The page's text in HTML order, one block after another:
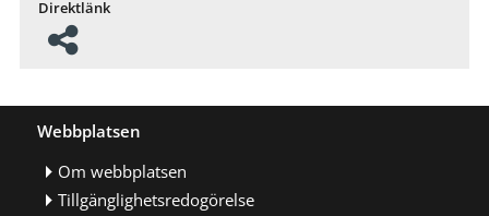
Direktlänk
Webbplatsen
Om webbplatsen
Tillgänglighetsredogörelse